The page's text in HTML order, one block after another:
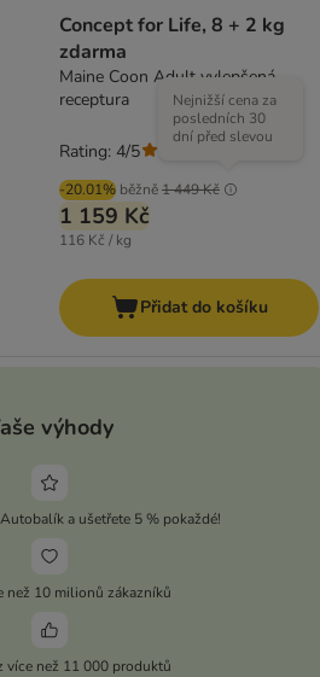
Concept for Life, 8 + 2 kg
zdarma
Maine Coon Adult vylepšená
receptura
-20.01% běžně1 449 Kč
Nejnižší cena za
posledních 30
dní před slevou
1 159 Kč
116 Kč / kg
Rating: 4/5
Přidat do košíku
výhody
a ušetřete 5 % pokaždé!
než 10 milionů zákazníků
více než 11 000 produktů